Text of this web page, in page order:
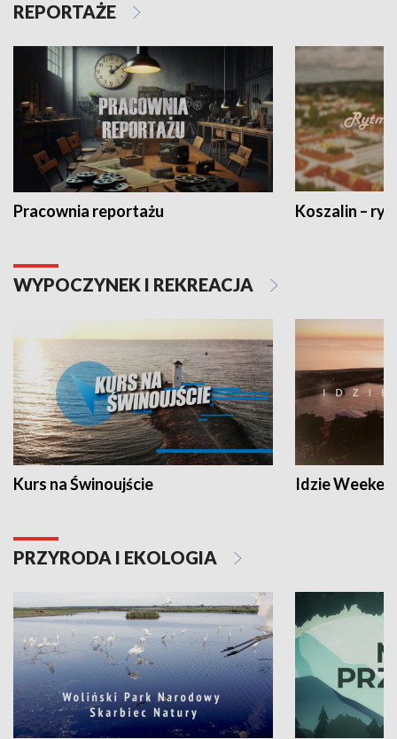
REPORTAŻE
Pracownia reportażu Koszalin –
WYPOCZYNEK I REKREACJA
Kurs na Świnoujście Idzie
PRZYRODA I EKOLOGIA